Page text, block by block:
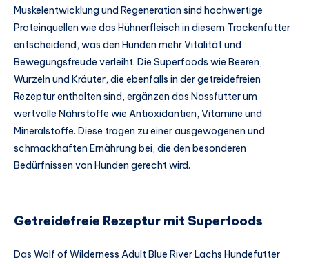
Muskelentwicklung und Regeneration sind hochwertige
Proteinquellen wie das Hühnerfleisch in diesem Trockenfutter
entscheidend, was den Hunden mehr Vitalität und
Bewegungsfreude verleiht. Die Superfoods wie Beeren,
Wurzeln und Kräuter, die ebenfalls in der getreidefreien
Rezeptur enthalten sind, ergänzen das Nassfutter um
wertvolle Nährstoffe wie Antioxidantien, Vitamine und
Mineralstoffe. Diese tragen zu einer ausgewogenen und
schmackhaften Ernährung bei, die den besonderen
Bedürfnissen von Hunden gerecht wird.
Getreidefreie Rezeptur mit Superfoods
Das Wolf of Wilderness Adult Blue River Lachs Hundefutter